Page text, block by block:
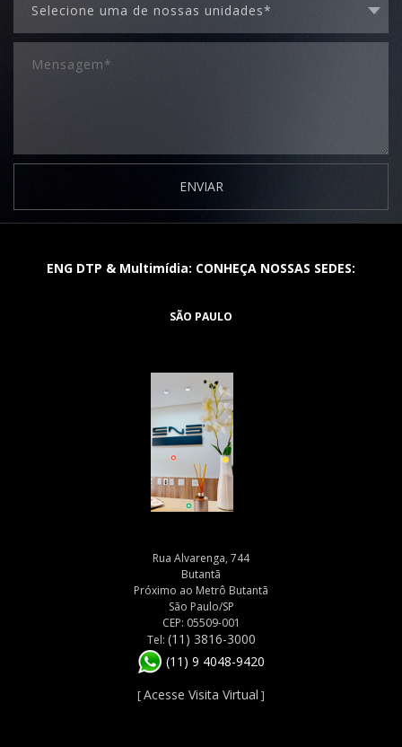
ENVIAR
ENG DTP & Multimídia: CONHEÇA NOSSAS SEDES:
SÃO PAULO
Rua Alvarenga, 744
Butantã
Próximo ao Metrô Butantã
São Paulo/SP
CEP: 05509-001
Tel: (11) 3816-3000
(11) 9 4048-9420
[Acesse Visita Virtual ]